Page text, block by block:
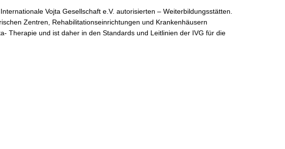
Vojta Gesellschaft e.V. autorisierten – Weiterbildungsstätten.
Zentren, Rehabilitationseinrichtungen und Krankenhäusern
Therapie und ist daher in den Standards und Leitlinien der IVG für die